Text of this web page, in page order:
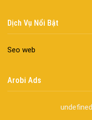
Dịch Vụ Nổi Bật
Seo web
Arobi Ads
undefined
Cửa nhôm kín nước kín
Cửa nhôm trượt
Cửa thép vân gỗ Nhật